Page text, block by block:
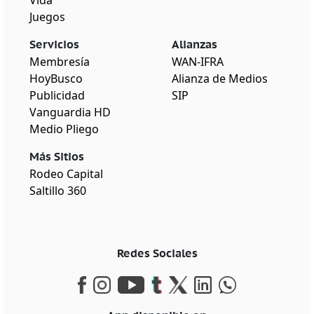
Juegos
Servicios
Membresía
HoyBusco
Publicidad
Vanguardia HD
Medio Pliego
Más Sitios
Rodeo Capital
Saltillo 360
Alianzas
WAN-IFRA
Alianza de Medios
SIP
Redes Sociales